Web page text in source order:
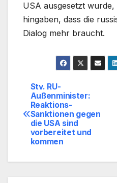
USA ausgesetzt
hingaben, dass die
Dialog mehr braucht.
Stv. RU-
Außenminister:
Reaktions-
Sanktionen gegen
die USA sind
vorbereitet und
kommen